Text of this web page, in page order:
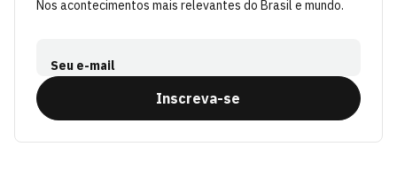
Nos acontecimentos mais relevantes do Brasil e mundo.
Seu e-mail
Inscreva-se